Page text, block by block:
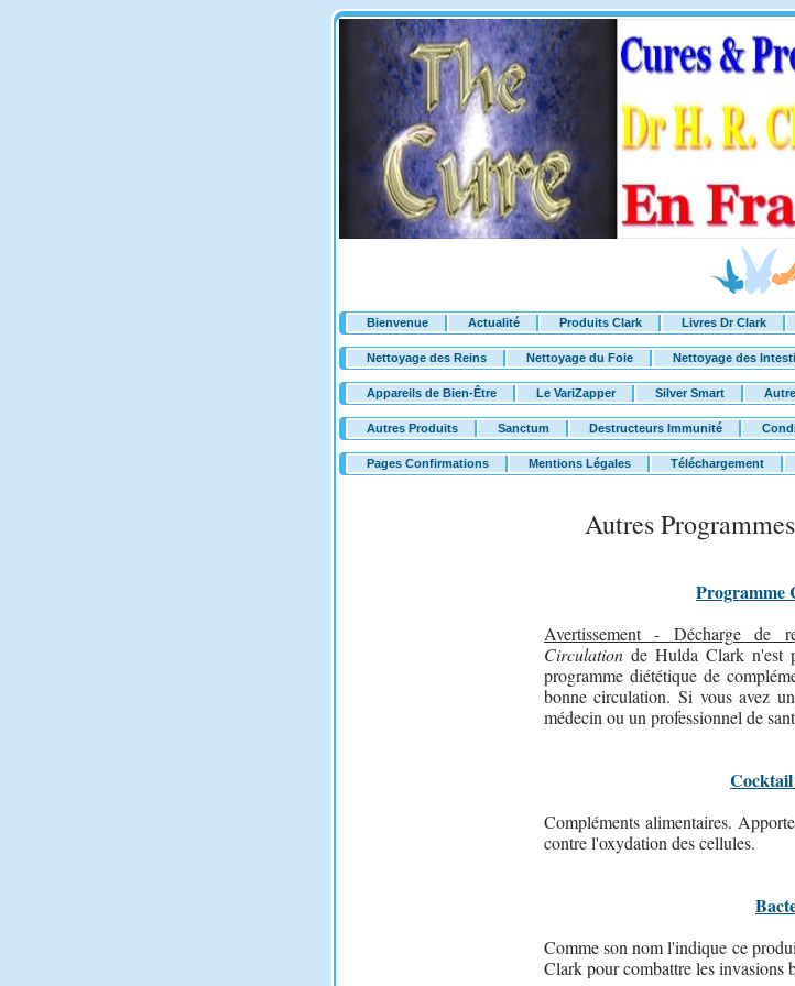
Bienvenue Actualité Produits Clark Livres Dr Clark
Nettoyage des Reins Nettoyage du Foie Nettoyage des
Appareils de Bien-Être Le VariZapper Silver Smart
Autres Produits Sanctum Destructeurs Immunité
Pages Confirmations Mentions Légales Téléchargement
Autres
Avertissement - Décharge de
Circulationde Hulda Clark n'est
programme diététique de
bonne circulation. Si vous avez
médecin ou un professionnel de
Compléments alimentaires.
contre l'oxydation des cellules.
Comme son nom l'indique ce
Clark pour combattre les invasions